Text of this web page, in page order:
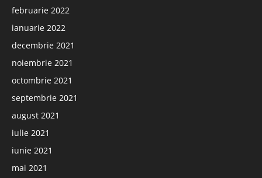
februarie 2022
ianuarie 2022
decembrie 2021
noiembrie 2021
octombrie 2021
septembrie 2021
august 2021
iulie 2021
iunie 2021
mai 2021